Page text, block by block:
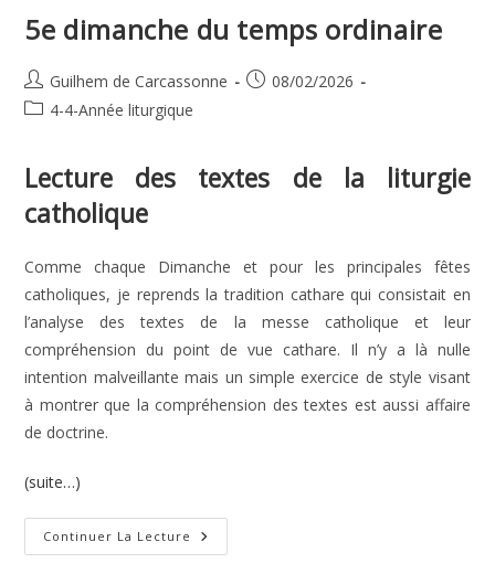
5e dimanche du temps ordinaire
Auteur/autrice
de
Guilhem de Carcassonne
Publication
08/02/2026
Post4-4-Année liturgique
Lecture des textes de la liturgie
catholique
Comme chaque Dimanche et pour les principales fêtes
catholiques, je reprends la tradition cathare qui consistait en
l’analyse des textes de la messe catholique et leur
compréhension du point de vue cathare. Il n’y a là nulle
intention malveillante mais un simple exercice de style visant
à montrer que la compréhension des textes est aussi affaire
de doctrine.
(suite…)
Continuer La Lecture 5e
Dimanche